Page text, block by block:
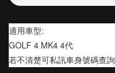
適用車型:
GOLF 4 MK4 4代
若不清楚可私訊車身號碼查詢